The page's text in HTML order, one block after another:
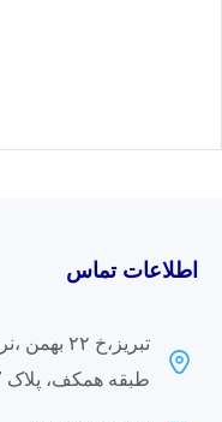
اطلاعات تماس
تبریز،خ
طبقه همکف، پلاک 47